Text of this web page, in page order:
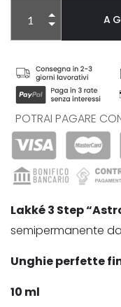
POTRAI PAGARE
Lakké 3 Step
semipermanente
Unghie perfette
10 ml